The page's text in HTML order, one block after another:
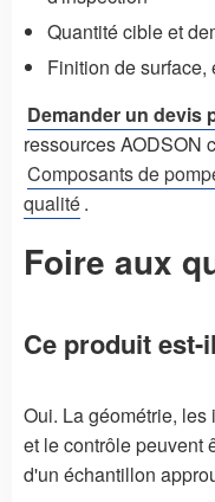
Quantité cible et
Finition de
Demander un devis
ressources AODSON
Composants de
qualité.
Foire aux
Ce produit
Oui. La géométrie,
et le contrôle peuvent
d'un échantillon